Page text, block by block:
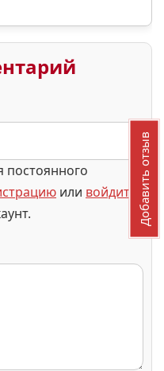
постоянного
или войдите Добавить отзыв